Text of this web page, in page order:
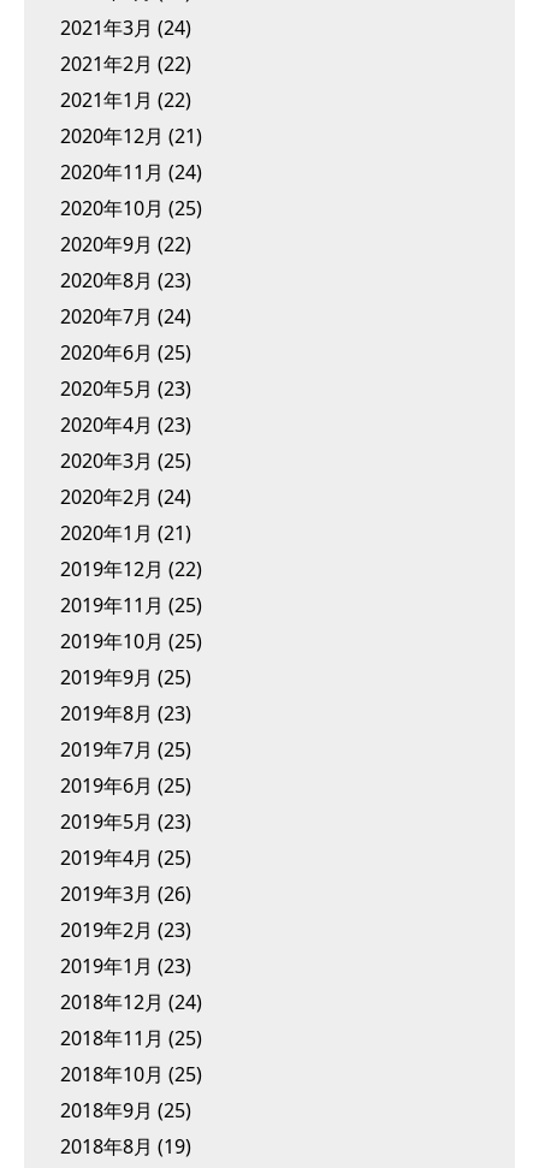
2021年3月 (24)
2021年2月 (22)
2021年1月 (22)
2020年12月 (21)
2020年11月 (24)
2020年10月 (25)
2020年9月 (22)
2020年8月 (23)
2020年7月 (24)
2020年6月 (25)
2020年5月 (23)
2020年4月 (23)
2020年3月 (25)
2020年2月 (24)
2020年1月 (21)
2019年12月 (22)
2019年11月 (25)
2019年10月 (25)
2019年9月 (25)
2019年8月 (23)
2019年7月 (25)
2019年6月 (25)
2019年5月 (23)
2019年4月 (25)
2019年3月 (26)
2019年2月 (23)
2019年1月 (23)
2018年12月 (24)
2018年11月 (25)
2018年10月 (25)
2018年9月 (25)
2018年8月 (19)